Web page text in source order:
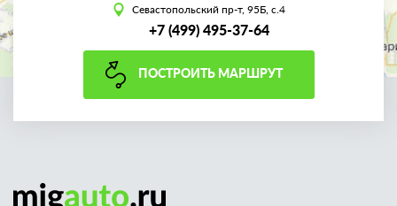
Севастопольский пр-т, 95Б, с.4
+7 (499) 495-37-64
ПОСТРОИТЬ МАРШРУТ